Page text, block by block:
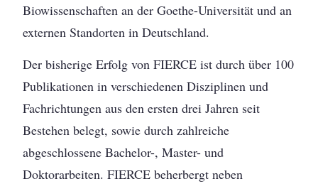
Biowissenschaften an der Goethe-Universität und an
externen Standorten in Deutschland.
Der bisherige Erfolg von FIERCE ist durch über 100
Publikationen in verschiedenen Disziplinen und
Fachrichtungen aus den ersten drei Jahren seit
Bestehen belegt, sowie durch zahlreiche
abgeschlossene Bachelor-, Master- und
Doktorarbeiten. FIERCE beherbergt neben